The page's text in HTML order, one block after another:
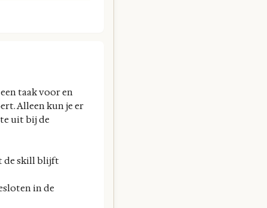
taak voor en
Alleen kun je er
uit bij de
de skill blijft
in de